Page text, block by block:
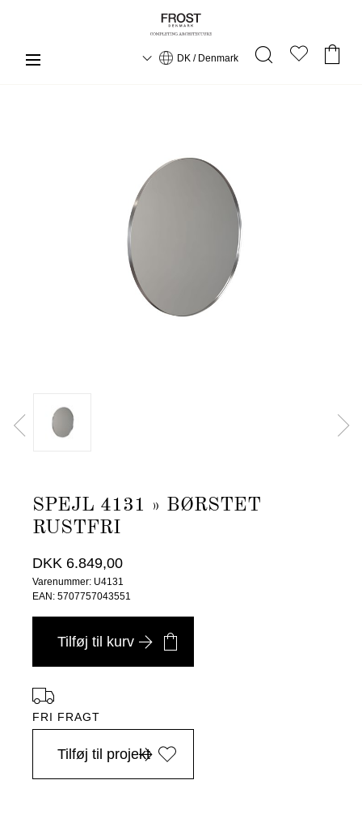
DK / Denmark
SPEJL 4131 » BØRSTET
RUSTFRI
DKK 6.849,00
Varenummer: U4131
EAN: 5707757043551
Tilføj til kurv
FRI FRAGT
i Danmark ved køb over 4.999 DKK, -
Tilføj til projekt